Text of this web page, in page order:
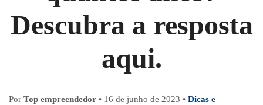
Descubra a resposta
aqui.
Por Top empreendedor • 16 de junho de 2023 • Dicas e